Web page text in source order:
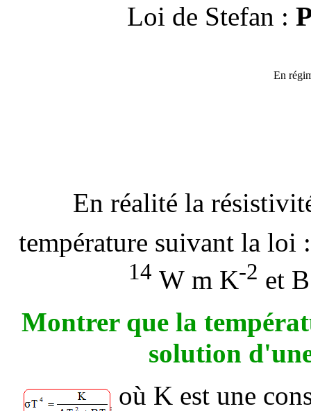
Loi de Stefan :
En
En réalité la
température suivant la loi :
14 Wm K-2 et
Montrer que la
solution
où K est une